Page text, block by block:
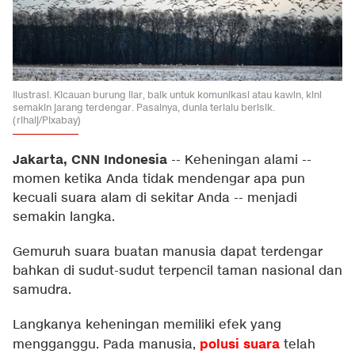
Ilustrasi. Kicauan burung liar, baik untuk komunikasi atau kawin, kini
semakin jarang terdengar. Pasalnya, dunia terlalu berisik.
(rihaij/Pixabay)
Jakarta, CNN Indonesia -- Keheningan alami --
momen ketika Anda tidak mendengar apa pun
kecuali suara alam di sekitar Anda -- menjadi
semakin langka.
Gemuruh suara buatan manusia dapat terdengar
bahkan di sudut-sudut terpencil taman nasional dan
samudra.
Langkanya keheningan memiliki efek yang
mengganggu. Pada manusia, polusi suara telah